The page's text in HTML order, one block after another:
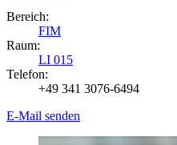
Bereich:
FIM
Raum:
LI 015
Telefon:
+49 341 3076-6494
E-Mail senden